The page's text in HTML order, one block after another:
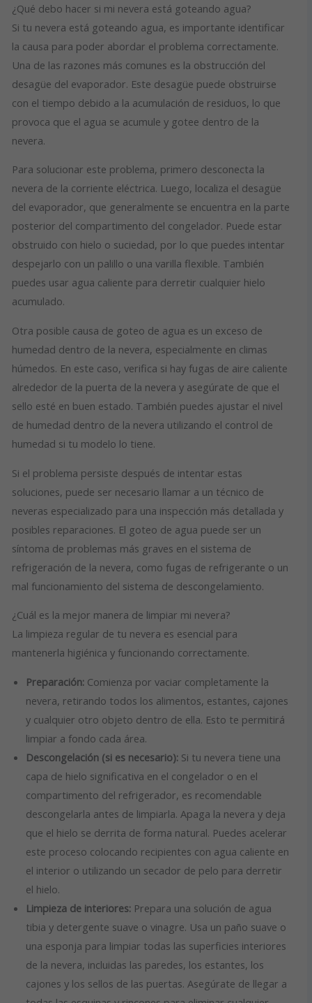
¿Qué debo hacer si mi nevera está goteando agua?
Si tu nevera está goteando agua, es importante identificar
la causa para poder abordar el problema correctamente.
Una de las razones más comunes es la obstrucción del
desagüe del evaporador. Este desagüe puede obstruirse
con el tiempo debido a la acumulación de residuos, lo que
provoca que el agua se acumule y gotee dentro de la
nevera.
Para solucionar este problema, primero desconecta la
nevera de la corriente eléctrica. Luego, localiza el desagüe
del evaporador, que generalmente se encuentra en la parte
posterior del compartimento del congelador. Puede estar
obstruido con hielo o suciedad, por lo que puedes intentar
despejarlo con un palillo o una varilla flexible. También
puedes usar agua caliente para derretir cualquier hielo
acumulado.
Otra posible causa de goteo de agua es un exceso de
humedad dentro de la nevera, especialmente en climas
húmedos. En este caso, verifica si hay fugas de aire caliente
alrededor de la puerta de la nevera y asegúrate de que el
sello esté en buen estado. También puedes ajustar el nivel
de humedad dentro de la nevera utilizando el control de
humedad si tu modelo lo tiene.
Si el problema persiste después de intentar estas
soluciones, puede ser necesario llamar a un técnico de
neveras especializado para una inspección más detallada y
posibles reparaciones. El goteo de agua puede ser un
síntoma de problemas más graves en el sistema de
refrigeración de la nevera, como fugas de refrigerante o un
mal funcionamiento del sistema de descongelamiento.
¿Cuál es la mejor manera de limpiar mi nevera?
La limpieza regular de tu nevera es esencial para
mantenerla higiénica y funcionando correctamente.
Preparación:Comienza por vaciar completamente la
nevera, retirando todos los alimentos, estantes, cajones
y cualquier otro objeto dentro de ella. Esto te permitirá
limpiar a fondo cada área.
Descongelación (si es necesario):Si tu nevera tiene una
capa de hielo significativa en el congelador o en el
compartimento del refrigerador, es recomendable
descongelarla antes de limpiarla. Apaga la nevera y deja
que el hielo se derrita de forma natural. Puedes acelerar
este proceso colocando recipientes con agua caliente en
el interior o utilizando un secador de pelo para derretir
el hielo.
Limpieza de interiores:Prepara una solución de agua
tibia y detergente suave o vinagre. Usa un paño suave o
una esponja para limpiar todas las superficies interiores
de la nevera, incluidas las paredes, los estantes, los
cajones y los sellos de las puertas. Asegúrate de llegar a